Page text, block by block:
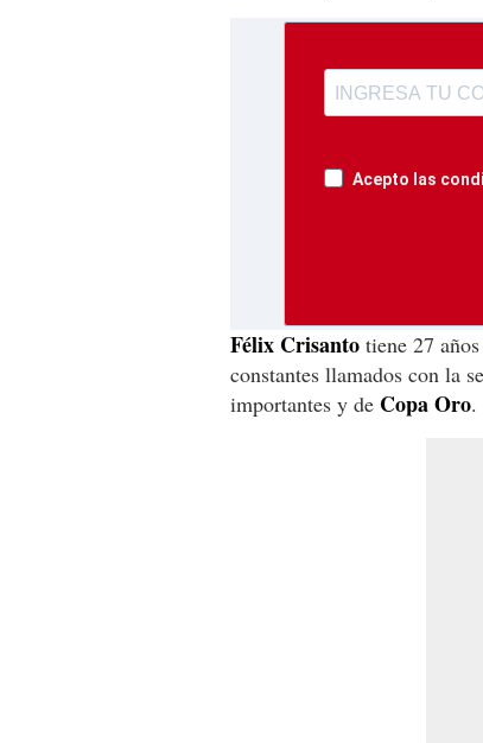
Acepto las
Félix Crisanto tiene 27
constantes llamados con la
importantes y de CopaOro.